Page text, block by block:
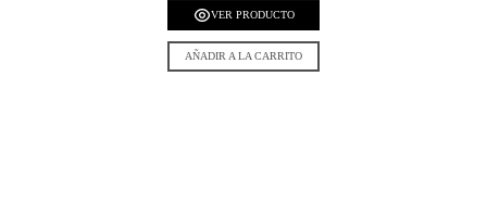
VER PRODUCTO
AÑADIR A LA CARRITO